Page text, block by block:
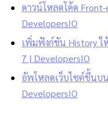
ดาวน์โหลดโค้ด Front-
DevelopersIO
เพิ่มฟังก์ชัน History ใ
7 | DevelopersIO
อัพโหลดเว็บไซต์ขึ้นบ
DevelopersIO